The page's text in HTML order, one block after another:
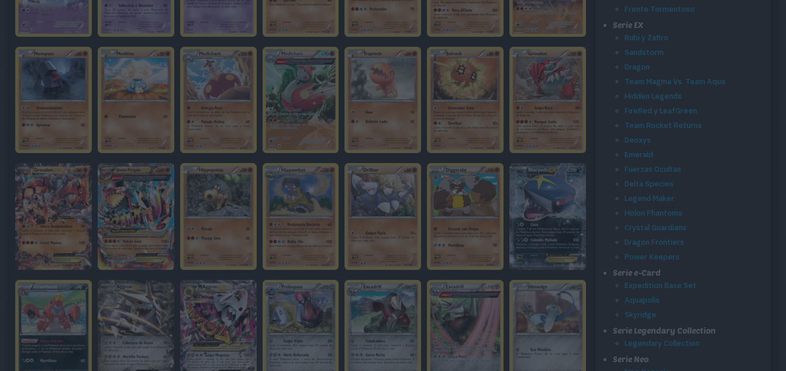
Frente Tormentoso
Serie EX
Rubi y Zafiro
Sandstorm
Dragon
Team Magma Vs. Team Aqua
Hidden Legends
FireRed y LeafGreen
Team Rocket Returns
Deoxys
Emerald
Fuerzas Ocultas
Delta Species
Legend Maker
Holon Phantoms
Crystal Guardians
Dragon Frontiers
Power Keepers
Serie e-Card
Expedition Base Set
Aquapolis
Skyridge
Serie Legendary Collection
Legendary Collection
Serie Neo